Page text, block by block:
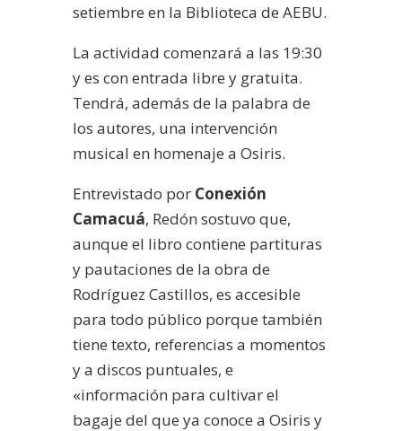
setiembre en la Biblioteca de AEBU.
La actividad comenzará a las 19:30
y es con entrada libre y gratuita.
Tendrá, además de la palabra de
los autores, una intervención
musical en homenaje a Osiris.
Entrevistado por Conexión
Camacuá, Redón sostuvo que,
aunque el libro contiene partituras
y pautaciones de la obra de
Rodríguez Castillos, es accesible
para todo público porque también
tiene texto, referencias a momentos
y a discos puntuales, e
«información para cultivar el
bagaje del que ya conoce a Osiris y